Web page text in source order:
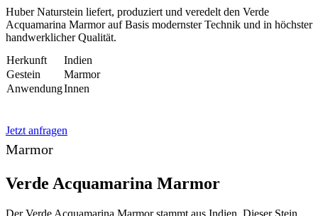
Huber Naturstein liefert, produziert und veredelt den Verde
Acquamarina Marmor auf Basis modernster Technik und in höchster
handwerklicher Qualität.
Herkunft
Indien
Gestein
Marmor
AnwendungInnen
Jetzt anfragen
Marmor
Verde Acquamarina Marmor
Der Verde Acquamarina Marmor stammt aus Indien. Dieser Stein